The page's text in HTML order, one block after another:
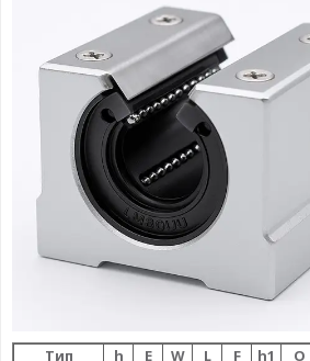
Тип h E W L F h1 О